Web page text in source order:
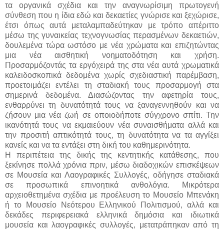
τα οργανικά σχέδια και την αναγνωρίσιμη πρωτογενή
σύνθεση που η ίδια εδώ και δεκαετίες γνώρισε και ξεχώρισε,
έτσι όπως αυτά μεταλαμπαδεύτηκαν με τρόπο απέριττο
μέσω της γυναικείας τεχνογνωσίας περασμένων δεκαετιών,
δουλεμένα τώρα ωστόσο με νέα χρώματα και επιζητώντας
μια νέα αισθητική νοηματοδότηση και χρήση.
Προσαρμόζοντάς τα εργόχειρά της στα νέα αυτά χρωματικά
καλειδοσκοπικά δεδομένα χωρίς σχεδιαστική παρέμβαση,
προετοιμάζει εντέλει τη σταδιακή τους προσαρμογή στα
σημερινά δεδομένα. Διασώζοντας την αφετηρία τους,
ενθαρρύνει τη δυνατότητά τους να ξαναγεννηθούν και να
ζήσουν μια νέα ζωή σε οποιοδήποτε σύγχρονο σπίτι. Την
ικανότητά τους να εκμαιεύουν νέα συναισθήματα αλλά και
την προσιτή απτικότητά τους, τη δυνατότητα να τα αγγίξει
κανείς και να τα εντάξει στη δική του καθημερινότητα.
Η περιπέτεια της δικής της κεντητικής κατάθεσης, που
ξεκίνησε πολλά χρόνια πριν, μέσω διαδοχικών επισκέψεων
σε Μουσεία και Λαογραφικές Συλλογές, οδήγησε σταδιακά
σε προσωπικά επινοητικά ανθολόγια. Μικρότερα
αρχειοθετημένα σχέδια με προέλευση το Μουσείο Μπενάκη
ή το Μουσείο Νεότερου Ελληνικού Πολιτισμού, αλλά και
δεκάδες περιφερειακά ελληνικά δημόσια και ιδιωτικά
μουσεία και λαογραφικές συλλογές, μετατράπηκαν από τη